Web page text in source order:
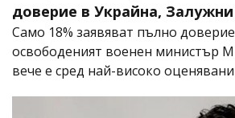
доверие в Украйна,
Само 18% заявяват пълно
освободеният военен министър
вече е сред най-високо